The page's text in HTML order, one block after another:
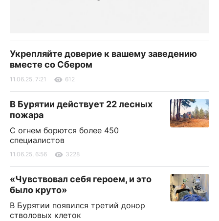
Укрепляйте доверие к вашему заведению
вместе со Сбером
11.06.25, 7:21 612
В Бурятии действует 22 лесных
пожара
С огнем борются более 450
специалистов
11.06.25, 6:56 3228
«Чувствовал себя героем, и это
было круто»
В Бурятии появился третий донор
стволовых клеток